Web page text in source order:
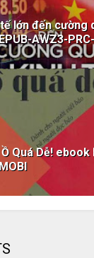
lớn đến cường
AWZ3-
Quá Dễ! ebook